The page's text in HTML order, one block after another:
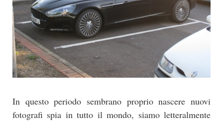
In questo periodo sembrano proprio nascere nuovi
fotografi spia in tutto il mondo, siamo letteralmente